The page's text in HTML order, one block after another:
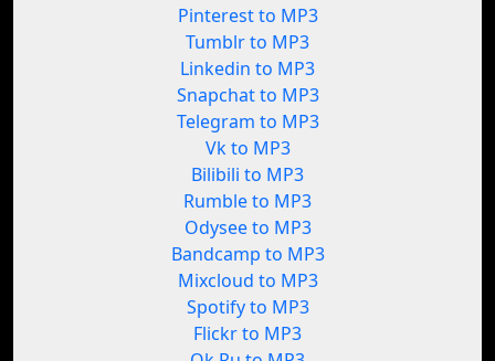
Pinterest to MP3
Tumblr to MP3
Linkedin to MP3
Snapchat to MP3
Telegram to MP3
Vk to MP3
Bilibili to MP3
Rumble to MP3
Odysee to MP3
Bandcamp to MP3
Mixcloud to MP3
Spotify to MP3
Flickr to MP3